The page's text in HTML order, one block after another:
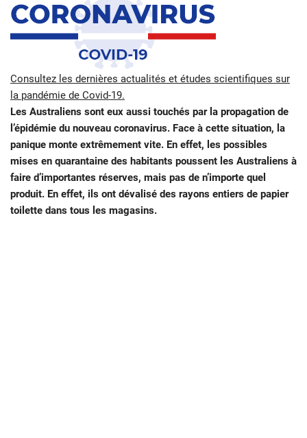
Consultez les dernières actualités et études scientifiques sur
la pandémie de Covid-19.
Les Australiens sont eux aussi touchés par la propagation de
l’épidémie du nouveau coronavirus. Face à cette situation, la
panique monte extrêmement vite. En effet, les possibles
mises en quarantaine des habitants poussent les Australiens à
faire d’importantes réserves, mais pas de n’importe quel
produit. En effet, ils ont dévalisé des rayons entiers de papier
toilette dans tous les magasins.